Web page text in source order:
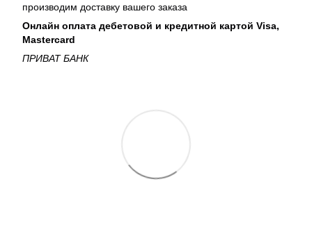
производим доставку вашего заказа
Онлайн оплата дебетовой и кредитной картой Visa,
Mastercard
ПРИВАТ БАНК